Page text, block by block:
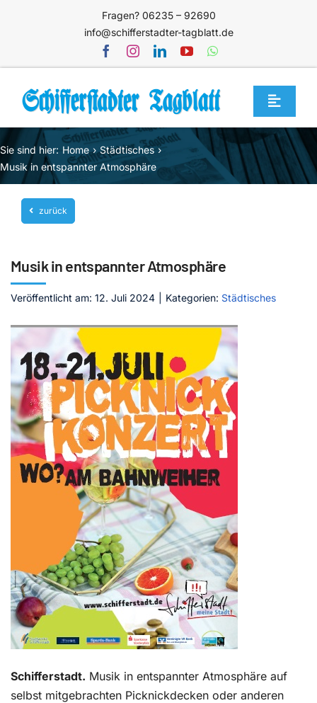
Fragen? 06235 – 92690
info@schifferstadter-tagblatt.de
Toggle
Home
Themen
Blog
Unternehmen
Mediathek
Kontakt
Sie sind hier: Home
Städtisches
Musik in entspannter Atmosphäre
zurück
Musik in entspannter Atmosphäre
Veröffentlicht am: 12. Juli 2024 Kategorien: Städtisches
Schifferstadt. Musik in entspannter Atmosphäre auf
selbst mitgebrachten Picknickdecken oder anderen